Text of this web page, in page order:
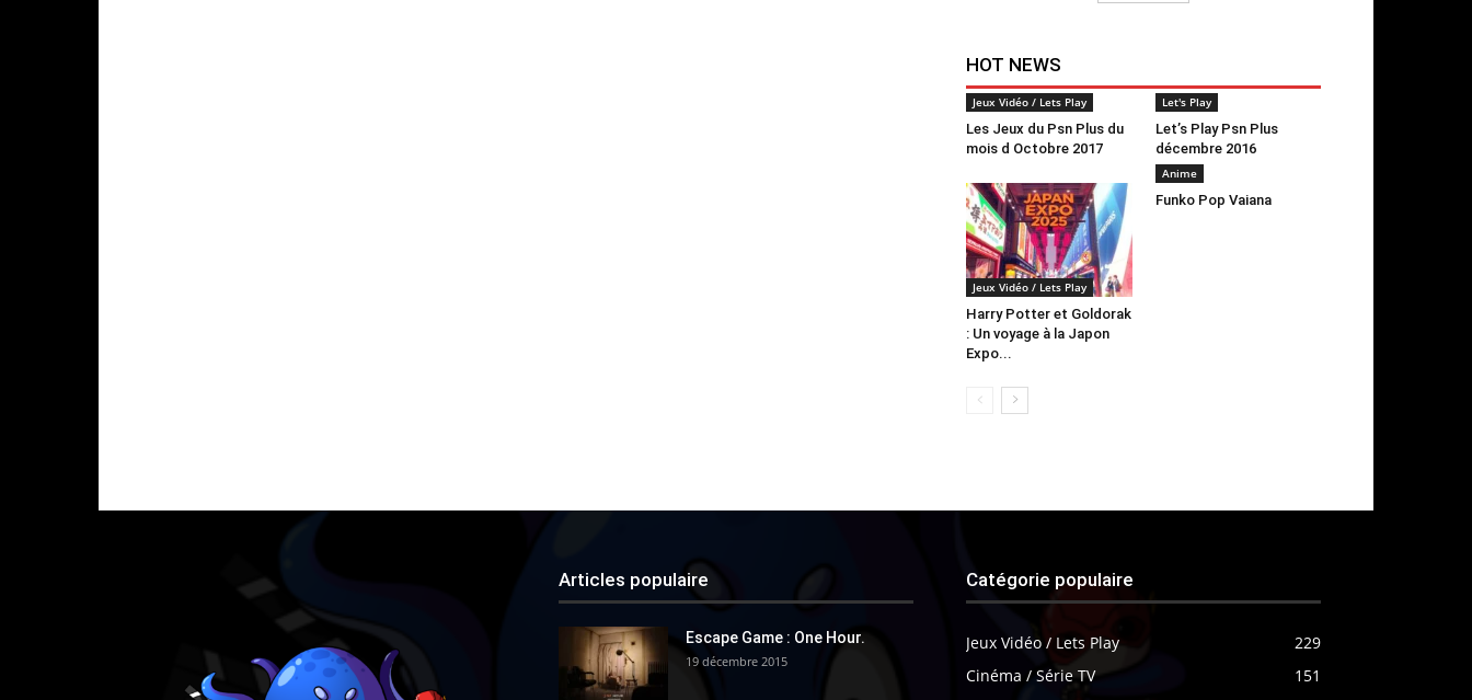
HOT NEWS
Jeux Vidéo / Lets Play
Les Jeux du Psn Plus du
mois d Octobre 2017
Let's Play
Let’s Play Psn Plus
décembre 2016
Jeux Vidéo / Lets Play
Harry Potter et Goldorak
: Un voyage à la Japon
Expo...
Anime
Funko Pop Vaiana
Articles populaire
Escape Game : One Hour.
19 décembre 2015
Catégorie populaire
Jeux Vidéo / Lets Play
229
Cinéma / Série TV
151